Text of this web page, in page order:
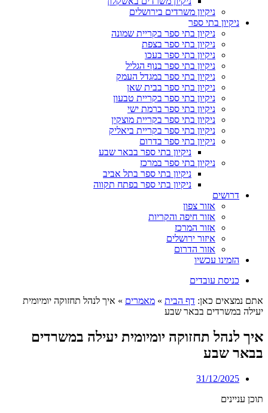
ניקיון משרדים בירושלים
ניקיון בתי ספר
ניקיון בתי ספר בקריית שמונה
ניקיון בתי ספר בצפת
ניקיון בתי ספר בעכו
ניקיון בתי ספר בנוף הגליל
ניקיון בתי ספר במגדל העמק
ניקיון בתי ספר בבית שאן
ניקיון בתי ספר בקריית טבעון
ניקיון בתי ספר ברמת ישי
ניקיון בתי ספר בקריית מוצקין
ניקיון בתי ספר בקריית ביאליק
ניקיון בתי ספר בדרום
ניקיון בתי ספר בבאר שבע
ניקיון בתי ספר במרכז
ניקיון בתי ספר בתל אביב
ניקיון בתי ספר בפתח תקווה
דרושים
אזור צפון
אזור חיפה והקריות
אזור המרכז
איזור ירושלים
אזור הדרום
הזמינו עכשיו
כניסת עובדים
אתם נמצאים כאן: דף הבית » מאמרים » איך לנהל תחזוקה יומיומית
יעילה במשרדים בבאר שבע
איך לנהל תחזוקה יומיומית יעילה במשרדים
בבאר שבע
31/12/2025
תוכן עניינים